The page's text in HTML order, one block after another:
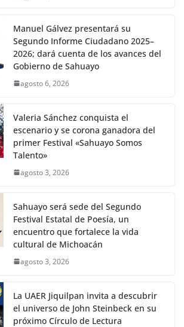
Manuel Gálvez presentará su
Segundo Informe Ciudadano 2025–
2026; dará cuenta de los avances del
Gobierno de Sahuayo
agosto 6, 2026
Valeria Sánchez conquista el
escenario y se corona ganadora del
primer Festival «Sahuayo Somos
Talento»
agosto 3, 2026
Sahuayo será sede del Segundo
Festival Estatal de Poesía, un
encuentro que fortalece la vida
cultural de Michoacán
agosto 3, 2026
La UAER Jiquilpan invita a descubrir
el universo de John Steinbeck en su
próximo Círculo de Lectura